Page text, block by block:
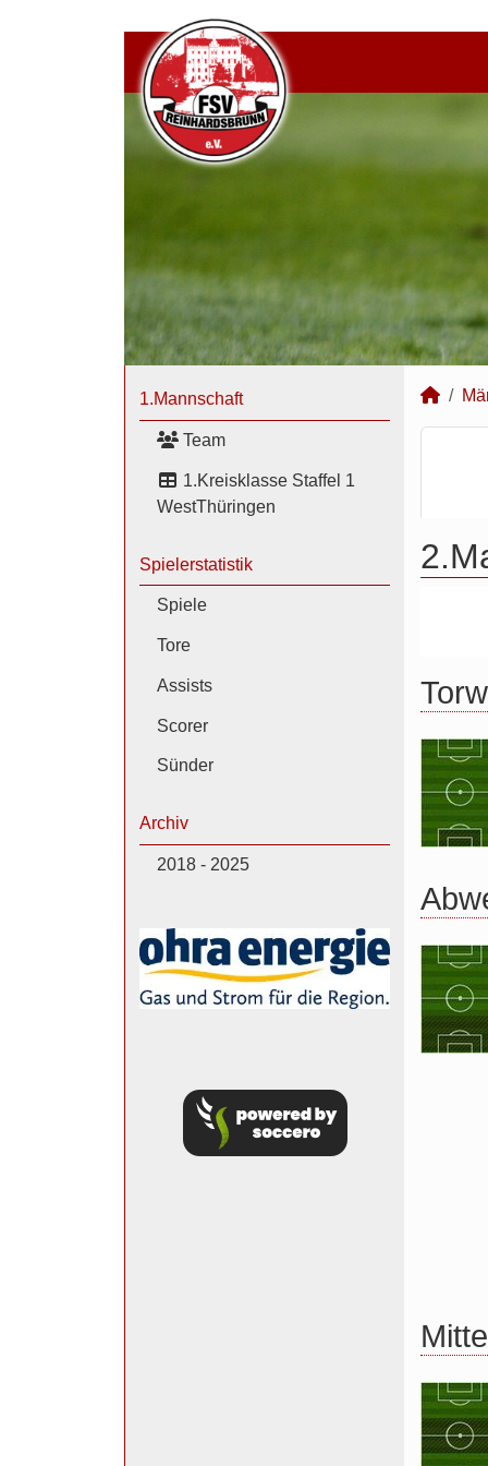
1.Mannschaft
Team
1.Kreisklasse Staffel 1
WestThüringen
Spielerstatistik
Spiele
Tore
Assists
Scorer
Sünder
Archiv
2018 - 2025